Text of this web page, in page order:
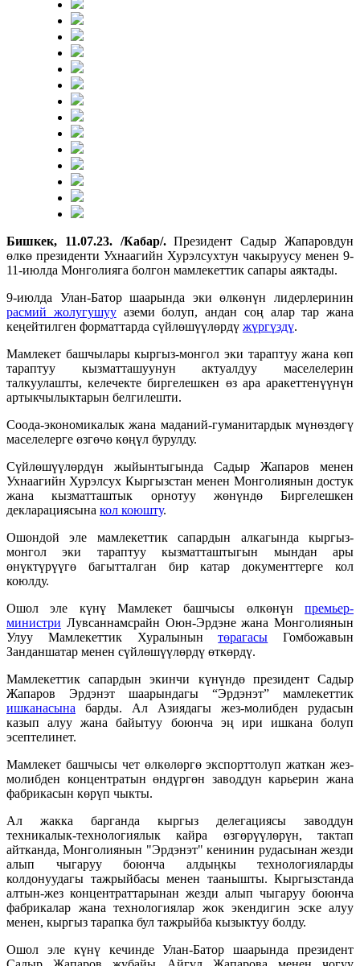
Бишкек, 11.07.23. /Кабар/.Президент Садыр Жапаровдун
өлкө президенти Ухнаагийн Хурэлсухтун чакыруусу менен 9-
11-июлда Монголияга болгон мамлекеттик сапары аяктады.
9-июлда Улан-Батор шаарында эки өлкөнүн лидерлеринин
расмий жолугушууаземи болуп, андан соң алар тар жана
кеңейтилген форматтарда сүйлөшүүлөрдү жүргүздү.
Мамлекет башчылары кыргыз-монгол эки тараптуу жана көп
тараптуу кызматташуунун актуалдуу маселелерин
талкуулашты, келечекте биргелешкен өз ара аракеттенүүнүн
артыкчылыктарын белгилешти.
Соода-экономикалык жана маданий-гуманитардык мүнөздөгү
маселелерге өзгөчө көңүл бурулду.
Сүйлөшүүлөрдүн жыйынтыгында Садыр Жапаров менен
Ухнаагийн Хурэлсух Кыргызстан менен Монголиянын достук
жана кызматташтык орнотуу жөнүндө Биргелешкен
декларациясына кол коюшту.
Ошондой эле мамлекеттик сапардын алкагында кыргыз-
монгол эки тараптуу кызматташтыгын мындан ары
өнүктүрүүгө багытталган бир катар документтерге кол
коюлду.
Ошол эле күнү Мамлекет башчысы өлкөнүн премьер-
министри Лувсаннамсрайн Оюн-Эрдэне жана Монголиянын
Улуу Мамлекеттик Хуралынынтөрагасы Гомбожавын
Занданшатар менен сүйлөшүүлөрдү өткөрдү.
Мамлекеттик сапардын экинчи күнүндө президент Садыр
Жапаров Эрдэнэт шаарындагы “Эрдэнэт” мамлекеттик
ишканасына барды. Ал Азиядагы жез-молибден рудасын
казып алуу жана байытуу боюнча эң ири ишкана болуп
эсептелинет.
Мамлекет башчысы чет өлкөлөргө экспорттолуп жаткан жез-
молибден концентратын өндүргөн заводдун карьерин жана
фабрикасын көрүп чыкты.
Ал жакка барганда кыргыз делегациясы заводдун
техникалык-технологиялык кайра өзгөрүүлөрүн, тактап
айтканда, Монголиянын "Эрдэнэт" кенинин рудасынан жезди
алып чыгаруу боюнча алдыңкы технологияларды
колдонуудагы тажрыйбасы менен таанышты. Кыргызстанда
алтын-жез концентраттарынан жезди алып чыгаруу боюнча
фабрикалар жана технологиялар жок экендигин эске алуу
менен, кыргыз тарапка бул тажрыйба кызыктуу болду.
Ошол эле күнү кечинде Улан-Батор шаарында президент